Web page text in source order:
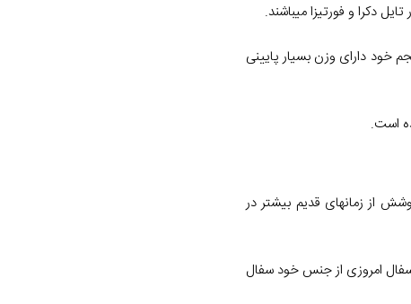
دکرا و فورتیزا میباشند.
خود دارای وزن بسیار پایینی
از زمانهای قدیم بیشتر در
سفال امروزی از جنس خود سفال